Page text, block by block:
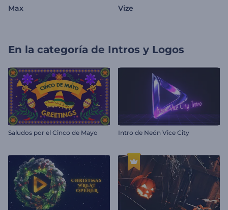
Max Vize
En la categoría de Intros y Logos
Saludos por el Cinco de Mayo Intro de Neón Vice City